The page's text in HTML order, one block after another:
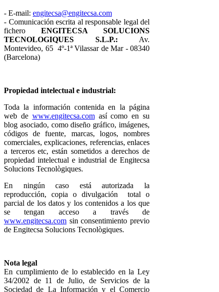
- E-mail: engitecsa@engitecsa.com
- Comunicación escrita al responsable legal del
fichero ENGITECSA SOLUCIONS
TECNOLOGIQUES S.L.P.: Av.
Montevideo, 65 4º-1ª Vilassar de Mar - 08340
(Barcelona)
Propiedad intelectual e industrial:
Toda la información contenida en la página
web de www.engitecsa.comasí como en su
blog asociado, como diseño gráfico, imágenes,
códigos de fuente, marcas, logos, nombres
comerciales, explicaciones, referencias, enlaces
a terceros etc, están sometidos a derechos de
propiedad intelectual e industrial de Engitecsa
Solucions Tecnològiques.
En ningún caso está autorizada la
reproducción, copia o divulgación total o
parcial de los datos y los contenidos a los que
se tengan acceso a través de
www.engitecsa.com sin consentimiento previo
de Engitecsa Solucions Tecnològiques.
Nota legal
En cumplimiento de lo establecido en la Ley
34/2002 de 11 de Julio, de Servicios de la
Sociedad de La Información y el Comercio